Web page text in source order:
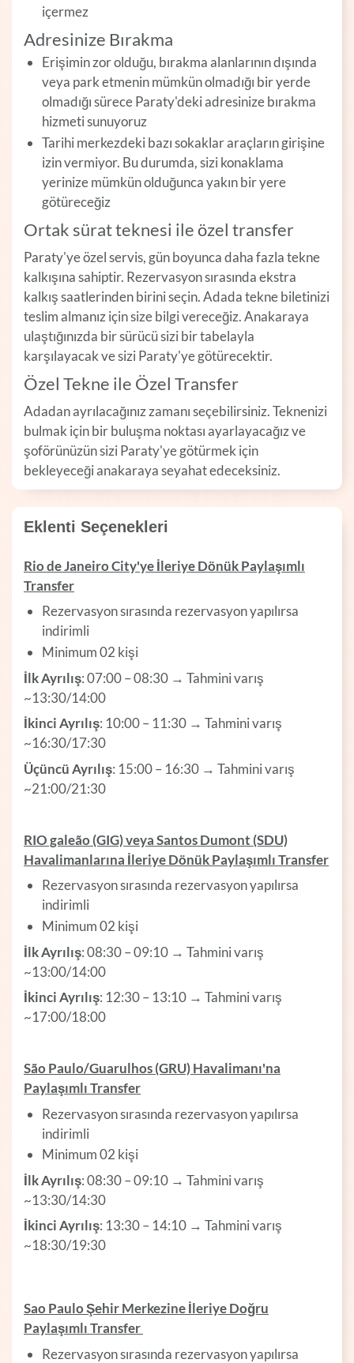
içermez
Adresinize Bırakma
Erişimin zor olduğu, bırakma alanlarının dışında
veya park etmenin mümkün olmadığı bir yerde
olmadığı sürece Paraty'deki adresinize bırakma
hizmeti sunuyoruz
Tarihi merkezdeki bazı sokaklar araçların girişine
izin vermiyor. Bu durumda, sizi konaklama
yerinize mümkün olduğunca yakın bir yere
götüreceğiz
Ortak sürat teknesi ile özel transfer
Paraty'ye özel servis, gün boyunca daha fazla tekne
kalkışına sahiptir. Rezervasyon sırasında ekstra
kalkış saatlerinden birini seçin. Adada tekne biletinizi
teslim almanız için size bilgi vereceğiz. Anakaraya
ulaştığınızda bir sürücü sizi bir tabelayla
karşılayacak ve sizi Paraty'ye götürecektir.
Özel Tekne ile Özel Transfer
Adadan ayrılacağınız zamanı seçebilirsiniz. Teknenizi
bulmak için bir buluşma noktası ayarlayacağız ve
şoförünüzün sizi Paraty'ye götürmek için
bekleyeceği anakaraya seyahat edeceksiniz.
Eklenti Seçenekleri
Rio de Janeiro City'ye İleriye Dönük Paylaşımlı
Transfer
Rezervasyon sırasında rezervasyon yapılırsa
indirimli
Minimum 02 kişi
İlk Ayrılış: 07:00 – 08:30 → Tahmini varış
~13:30/14:00
İkinci Ayrılış: 10:00 – 11:30 → Tahmini varış
~16:30/17:30
Üçüncü Ayrılış: 15:00 – 16:30 → Tahmini varış
~21:00/21:30
RIO galeão (GIG) veya Santos Dumont (SDU)
Havalimanlarına İleriye Dönük Paylaşımlı Transfer
Rezervasyon sırasında rezervasyon yapılırsa
indirimli
Minimum 02 kişi
İlk Ayrılış: 08:30 – 09:10 → Tahmini varış
~13:00/14:00
İkinci Ayrılış: 12:30 – 13:10 → Tahmini varış
~17:00/18:00
São Paulo/Guarulhos (GRU) Havalimanı'na
Paylaşımlı Transfer
Rezervasyon sırasında rezervasyon yapılırsa
indirimli
Minimum 02 kişi
İlk Ayrılış: 08:30 – 09:10 → Tahmini varış
~13:30/14:30
İkinci Ayrılış: 13:30 – 14:10 → Tahmini varış
~18:30/19:30
Sao Paulo Şehir Merkezine İleriye Doğru
Paylaşımlı Transfer
Rezervasyon sırasında rezervasyon yapılırsa